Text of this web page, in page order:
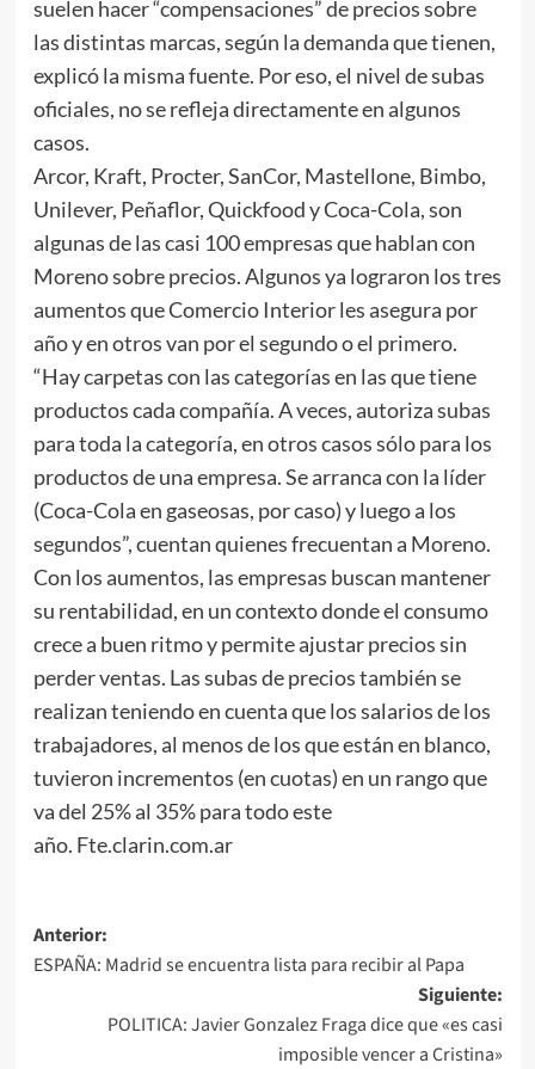
suelen hacer “compensaciones” de precios sobre
las distintas marcas, según la demanda que tienen,
explicó la misma fuente. Por eso, el nivel de subas
oficiales, no se refleja directamente en algunos
casos.
Arcor, Kraft, Procter, SanCor, Mastellone, Bimbo,
Unilever, Peñaflor, Quickfood y Coca-Cola, son
algunas de las casi 100 empresas que hablan con
Moreno sobre precios. Algunos ya lograron los tres
aumentos que Comercio Interior les asegura por
año y en otros van por el segundo o el primero.
“Hay carpetas con las categorías en las que tiene
productos cada compañía. A veces, autoriza subas
para toda la categoría, en otros casos sólo para los
productos de una empresa. Se arranca con la líder
(Coca-Cola en gaseosas, por caso) y luego a los
segundos”, cuentan quienes frecuentan a Moreno.
Con los aumentos, las empresas buscan mantener
su rentabilidad, en un contexto donde el consumo
crece a buen ritmo y permite ajustar precios sin
perder ventas. Las subas de precios también se
realizan teniendo en cuenta que los salarios de los
trabajadores, al menos de los que están en blanco,
tuvieron incrementos (en cuotas) en un rango que
va del 25% al 35% para todo este
año. Fte.clarin.com.ar
Navegación
de
entradas
Anterior:
ESPAÑA: Madrid se encuentra lista para recibir al Papa
Siguiente:
POLITICA: Javier Gonzalez Fraga dice que «es casi
imposible vencer a Cristina»